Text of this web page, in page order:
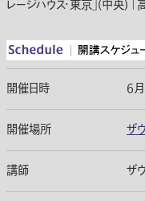
レージハウス・東京｣(中央)
開催日時 6
開催場所 ザ
講師 ザ